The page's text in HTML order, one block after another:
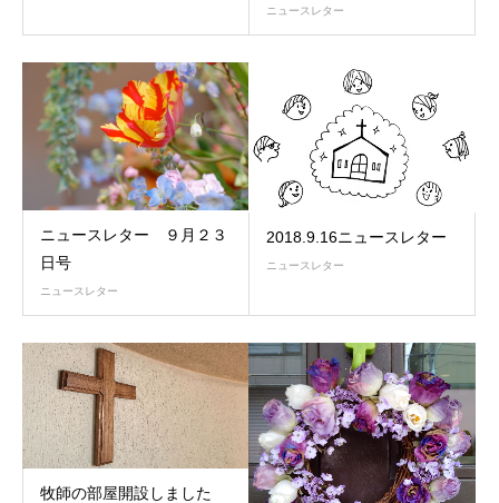
ニュースレター
ニュースレター ９月２３
日号
ニュースレター
2018.9.16ニュースレター
ニュースレター
牧師の部屋開設しました